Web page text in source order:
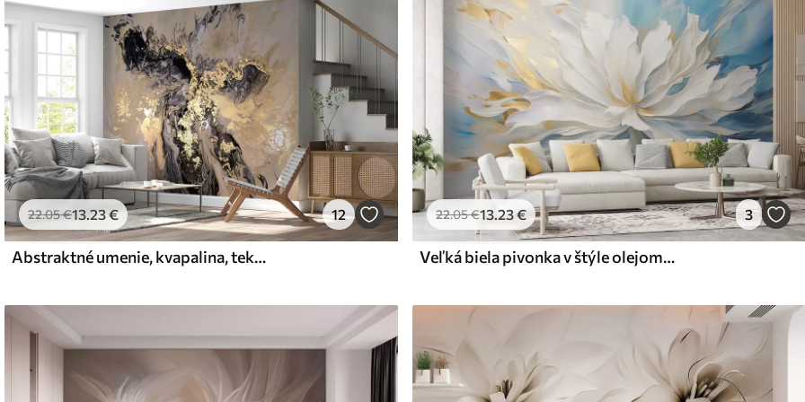
.6734.00€/m²
and Stick
49.00€/m²
22.05€13 .23€ 12
Abstraktné umenie, kvapalina, tekutina
22.05€13.23€ 3
Veľká biela pivonka v štýle olejomaľby na modro-žltom pozadí